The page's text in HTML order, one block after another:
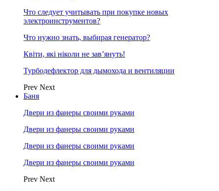
Что следует учитывать при покупке новых
электроинструментов?
Что нужно знать, выбирая генератор?
Квіти, які ніколи не зав’януть!
Турбодефлектор для дымохода и вентиляции
Prev Next
Баня
Двери из фанеры своими руками
Двери из фанеры своими руками
Двери из фанеры своими руками
Двери из фанеры своими руками
Prev Next